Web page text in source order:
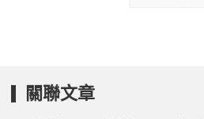
關聯文章